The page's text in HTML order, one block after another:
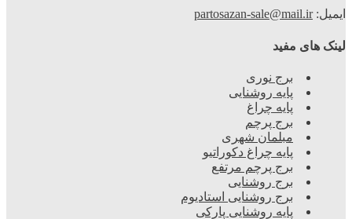
partosazan-sale@mail.ir
های مفید
برج نوری
پایه روشنایی
پایه چراغ
برج پرچم
مبلمان شهری
پایه چراغ دکوراتیو
برج پرچم مرتفع
برج روشنایی
برج روشنایی استادیوم
پایه روشنایی پارکی